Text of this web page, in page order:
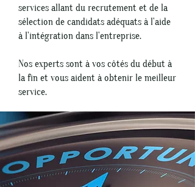
services allant du recrutement et de la
sélection de candidats adéquats à l'aide
à l'intégration dans l'entreprise.
Nos experts sont à vos côtés du début à
la fin et vous aident à obtenir le meilleur
service.